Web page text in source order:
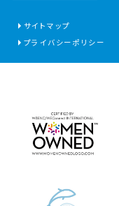
サイトマップ
プライバシーポリシー